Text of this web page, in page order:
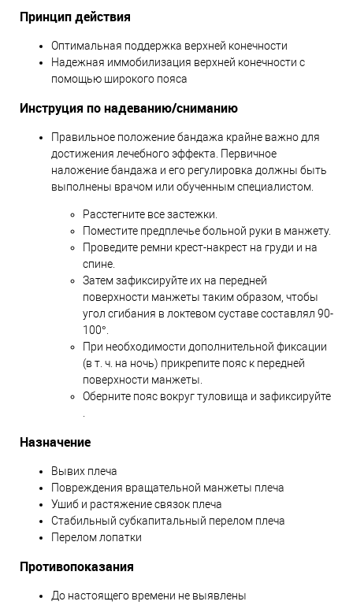
Принцип действия
Оптимальная поддержка верхней конечности
Надежная иммобилизация верхней конечности с
помощью широкого пояса
Инструция по надеванию/сниманию
Правильное положение бандажа крайне важно для
достижения лечебного эффекта. Первичное
наложение бандажа и его регулировка должны быть
выполнены врачом или обученным специалистом.
Расстегните все застежки.
Поместите предплечье больной руки в манжету.
Проведите ремни крест-накрест на груди и на
спине.
Затем зафиксируйте их на передней
поверхности манжеты таким образом, чтобы
угол сгибания в локтевом суставе составлял 90-
100°.
При необходимости дополнительной фиксации
(в т. ч. на ночь) прикрепите пояс к передней
поверхности манжеты.
Оберните пояс вокруг туловища и зафиксируйте
Назначение
Вывих плеча
Повреждения вращательной манжеты плеча
Ушиб и растяжение связок плеча
Стабильный субкапитальный перелом плеча
Перелом лопатки
Противопоказания
До настоящего времени не выявлены